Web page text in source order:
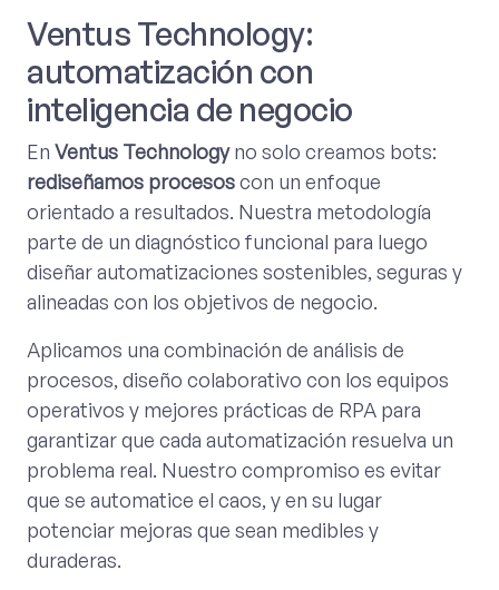
Ventus Technology:
automatización con
inteligencia de negocio
En Ventus Technologyno solo creamos bots:
rediseñamos procesoscon un enfoque
orientado a resultados. Nuestra metodología
parte de un diagnóstico funcional para luego
diseñar automatizaciones sostenibles, seguras y
alineadas con los objetivos de negocio.
Aplicamos una combinación de análisis de
procesos, diseño colaborativo con los equipos
operativos y mejores prácticas de RPA para
garantizar que cada automatización resuelva un
problema real. Nuestro compromiso es evitar
que se automatice el caos, y en su lugar
potenciar mejoras que sean medibles y
duraderas.